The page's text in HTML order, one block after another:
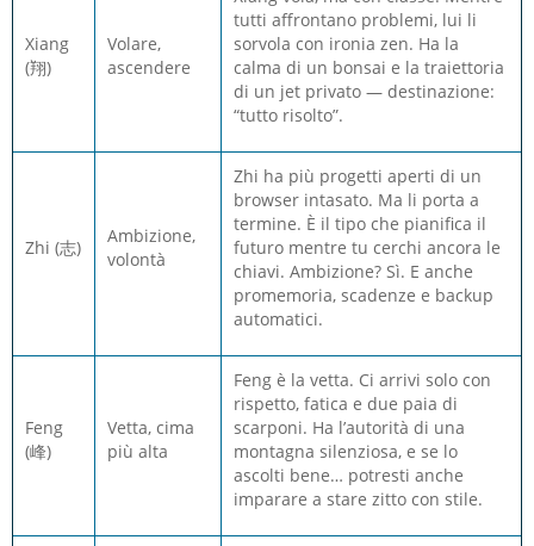
Xiang
(翔)
Volare,
ascendere
tutti affrontano problemi, lui li
sorvola con ironia zen. Ha la
calma di un bonsai e la traiettoria
di un jet privato — destinazione:
“tutto risolto”.
Zhi (志)
Ambizione,
volontà
Zhi ha più progetti aperti di un
browser intasato. Ma li porta a
termine. È il tipo che pianifica il
futuro mentre tu cerchi ancora le
chiavi. Ambizione? Sì. E anche
promemoria, scadenze e backup
automatici.
Feng
(峰)
Vetta, cima
più alta
Feng è la vetta. Ci arrivi solo con
rispetto, fatica e due paia di
scarponi. Ha l’autorità di una
montagna silenziosa, e se lo
ascolti bene… potresti anche
imparare a stare zitto con stile.